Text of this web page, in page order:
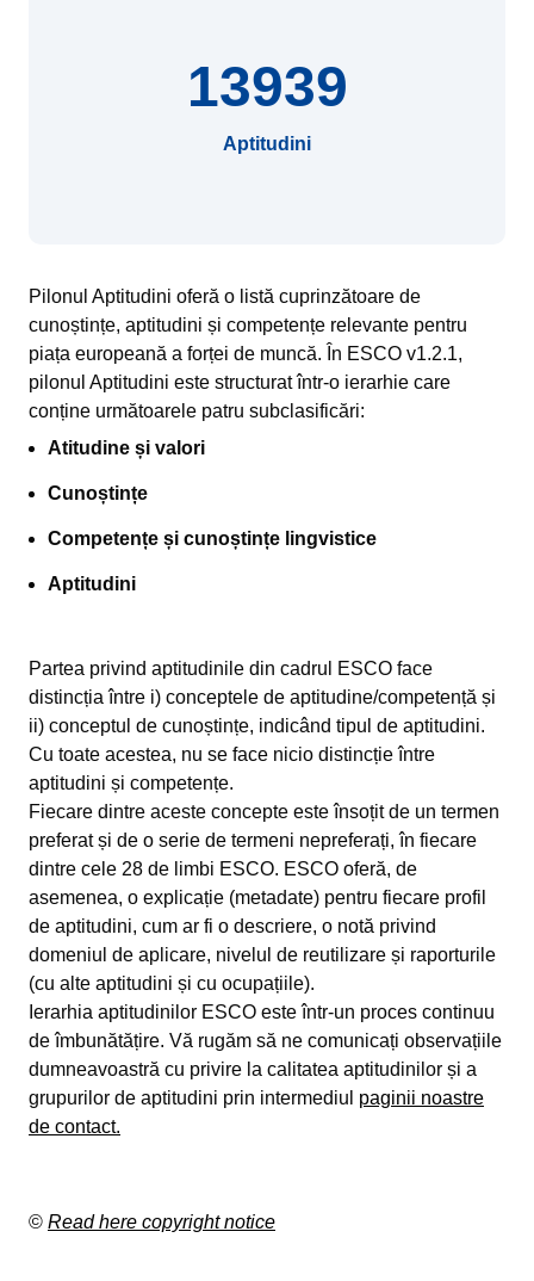
13939
Aptitudini
Pilonul Aptitudini oferă o listă cuprinzătoare de
cunoștințe, aptitudini și competențe relevante pentru
piața europeană a forței de muncă. În ESCO v1.2.1,
pilonul Aptitudini este structurat într-o ierarhie care
conține următoarele patru subclasificări:
Atitudine și valori
Cunoștințe
Competențe și cunoștințe lingvistice
Aptitudini
Partea privind aptitudinile din cadrul ESCO face
distincția între i) conceptele de aptitudine/competență și
ii) conceptul de cunoștințe, indicând tipul de aptitudini.
Cu toate acestea, nu se face nicio distincție între
aptitudini și competențe.
Fiecare dintre aceste concepte este însoțit de un termen
preferat și de o serie de termeni nepreferați, în fiecare
dintre cele 28 de limbi ESCO. ESCO oferă, de
asemenea, o explicație (metadate) pentru fiecare profil
de aptitudini, cum ar fi o descriere, o notă privind
domeniul de aplicare, nivelul de reutilizare și raporturile
(cu alte aptitudini și cu ocupațiile).
Ierarhia aptitudinilor ESCO este într-un proces continuu
de îmbunătățire. Vă rugăm să ne comunicați observațiile
dumneavoastră cu privire la calitatea aptitudinilor și a
grupurilor de aptitudini prin intermediul paginii noastre
de contact.
© Read here copyright notice